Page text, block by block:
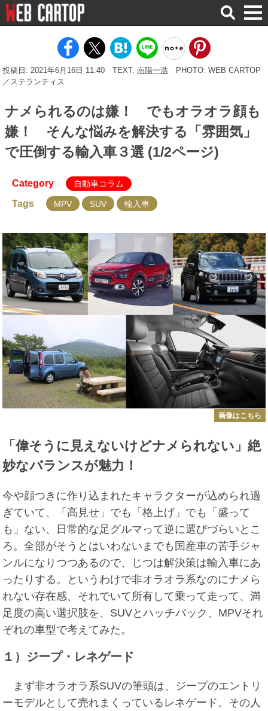
検
索
投稿日: 2021年6月16日 11:40 TEXT:南陽一浩
PHOTO: WEB CARTOP
／ステランティス
ナメられるのは嫌！ でもオラオラ顔も
嫌！ そんな悩みを解決する「雰囲気」
で圧倒する輸入車３選 (1/2ページ)
Category 自動車コラム
Tags MPV SUV 輸入車
画像はこちら
「偉そうに見えないけどナメられない」絶
妙なバランスが魅力！
今や顔つきに作り込まれたキャラクターが込められ過
ぎていて、「高見せ」でも「格上げ」でも「盛って
も」ない、日常的な足グルマって逆に選びづらいとこ
ろ。全部がそうとはいわないまでも国産車の苦手ジャ
ンルになりつつあるので、じつは解決策は輸入車にあ
ったりする。というわけで非オラオラ系なのにナメら
れない存在感、それでいて所有して乗って走って、満
足度の高い選択肢を、SUVとハッチバック、MPVそれ
ぞれの車型で考えてみた。
１）ジープ・レネゲード
まず非オラオラ系SUVの筆頭は、ジープのエントリ
ーモデルとして売れまくっているレネゲード。その人